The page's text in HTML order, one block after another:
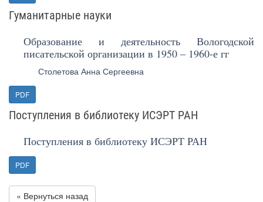
Гуманитарные науки
Образование и деятельность Вологодской
писательской организации в 1950 – 1960-е гг
Столетова Анна Сергеевна
PDF
Поступления в библиотеку ИСЭРТ РАН
Поступления в библиотеку ИСЭРТ РАН
PDF
« Вернуться назад